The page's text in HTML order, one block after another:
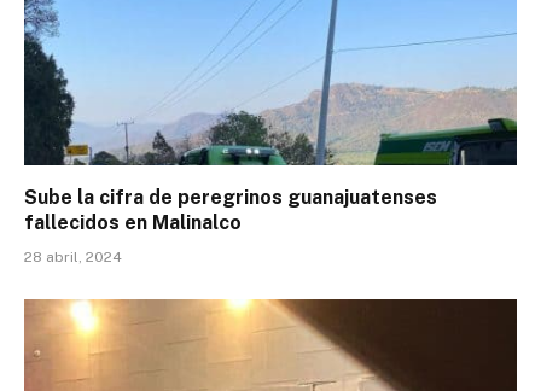
Sube la cifra de peregrinos guanajuatenses
fallecidos en Malinalco
28 abril, 2024